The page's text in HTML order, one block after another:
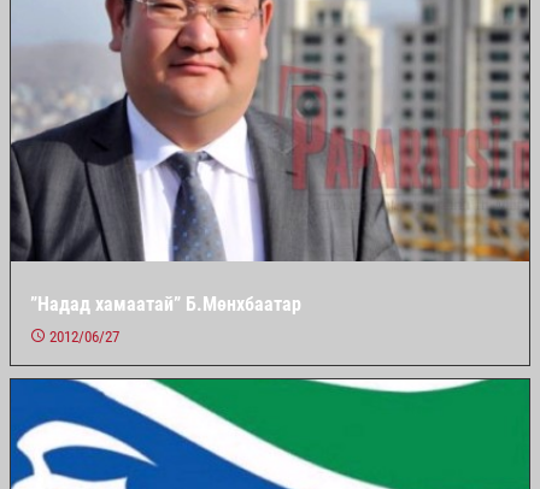
”Надад хамаатай” Б.Мөнхбаатар
2012/06/27